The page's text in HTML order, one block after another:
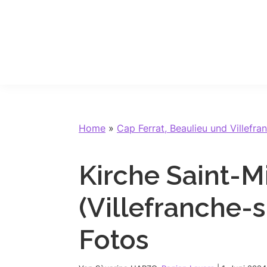
Home » Cap Ferrat, Beaulieu und
Kirche Saint-
(Villefranche-
Fotos